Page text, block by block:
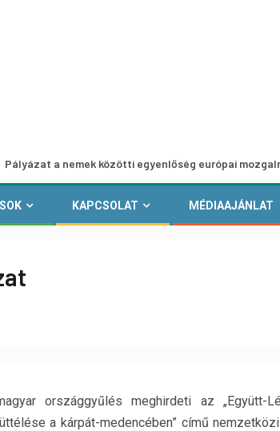
a nemek közötti egyenlőség európai mozgalmainak
KAPCSOLAT MÉDIAAJÁNLAT
országgyűlés meghirdeti az „Együtt-
a kárpát-medencében” című